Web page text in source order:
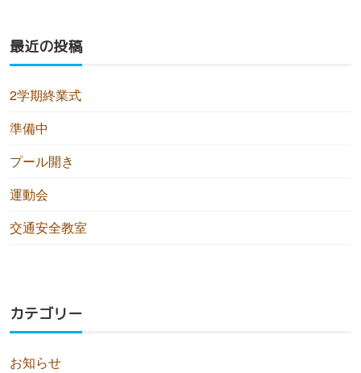
最近の投稿
2学期終業式
準備中
プール開き
運動会
交通安全教室
カテゴリー
お知らせ